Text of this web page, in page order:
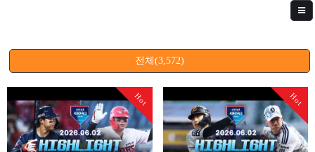
전체(3,572)
Hot Hot